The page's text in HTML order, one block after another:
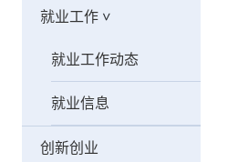
就业工作>
就业工作动态
就业信息
创新创业